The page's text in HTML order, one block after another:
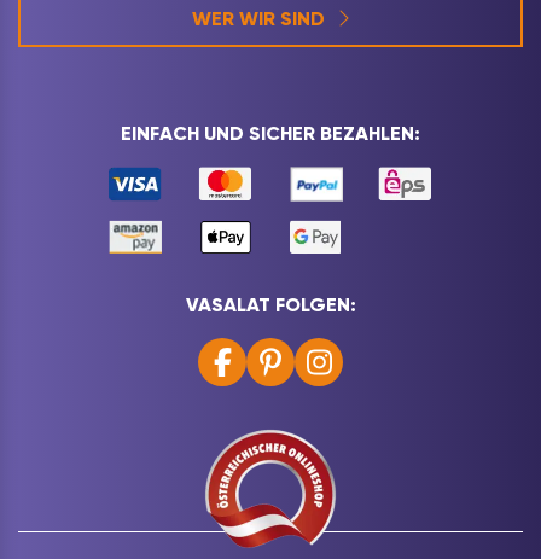
WER WIR SIND
EINFACH UND SICHER BEZAHLEN:
VASALAT FOLGEN: